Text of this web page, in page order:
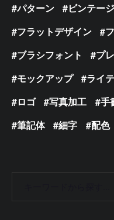
パターン
ビンテージ
フラットデザイン
ブラシフォント
プ
モックアップ
ライ
ロゴ
写真加工 手
筆記体
細字 配色